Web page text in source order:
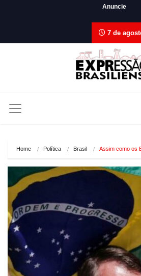
Anuncie
7 de
Home Política Brasil Assim como os